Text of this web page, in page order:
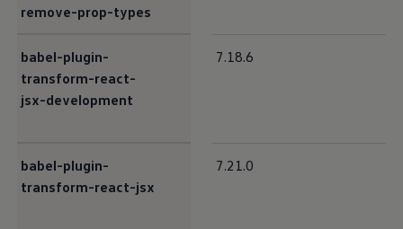
remove-prop-types
babel-plugin-
transform-react-
jsx-development
7.18.6
babel-plugin-
transform-react-jsx
7.21.0